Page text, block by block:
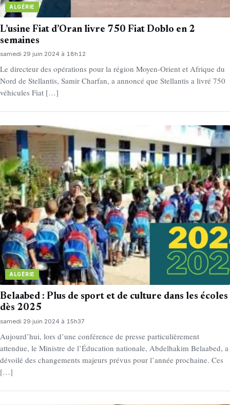
ALGÉRIE
L’usine Fiat d’Oran livre 750 Fiat Doblo en 2
semaines
samedi 29 juin 2024 à 18h12
Le directeur des opérations pour la région Moyen-Orient et Afrique du
Nord de Stellantis, Samir Charfan, a annoncé que Stellantis a livré 750
véhicules Fiat […]
ALGÉRIE
Belaabed : Plus de sport et de culture dans les écoles
dès 2025
samedi 29 juin 2024 à 15h37
Aujourd’hui, lors d’une conférence de presse particulièrement
attendue, le Ministre de l’Éducation nationale, Abdelhakim Belaabed, a
dévoilé des changements majeurs prévus pour l’année prochaine. Ces
[…]